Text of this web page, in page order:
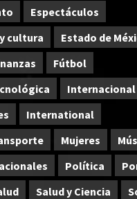
Espectáculos
cultura
Estado de
Fútbol
Internacional
International
Mujeres
Política
Salud y Ciencia